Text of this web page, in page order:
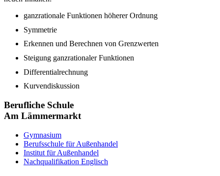
ganzrationale Funktionen höherer Ordnung
Symmetrie
Erkennen und Berechnen von Grenzwerten
Steigung ganzrationaler Funktionen
Differentialrechnung
Kurvendiskussion
Berufliche Schule
Am Lämmermarkt
Gymnasium
Berufsschule für Außenhandel
Institut für Außenhandel
Nachqualifikation Englisch